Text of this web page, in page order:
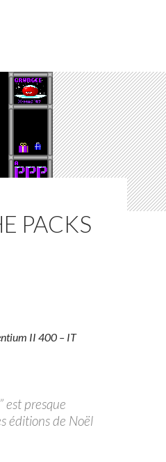
PACKS
II 400 – IT
est presque
éditions de Noël